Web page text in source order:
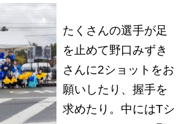
たくさんの選手が足
を止めて野口みずき
さんに2ショットをお
願いしたり、握手を
求めたり。中にはTシ